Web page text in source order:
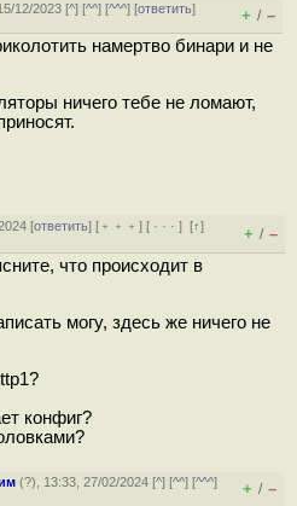
12/2023 [^] [^^] [^^^] [ответить]
+ / –
намертво бинари и не
ничего тебе не ломают,
[ответить] [ ﹢﹢﹢] [ · · ·][↑]
+ / –
что происходит в
могу, здесь же ничего не
конфиг?
(?), 13:33, 27/02/2024 [^] [^^] [^^^]
+ / –